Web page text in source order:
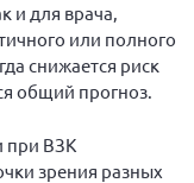
Г.М.
и для врача,
или полного
снижается риск
общий прогноз.
при ВЗК
зрения разных